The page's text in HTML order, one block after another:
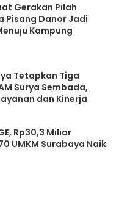
Gerakan Pilah
Pisang Danor Jadi
Kampung
Tetapkan Tiga
Surya Sembada,
dan Kinerja
Rp30,3 Miliar
UMKM Surabaya Naik